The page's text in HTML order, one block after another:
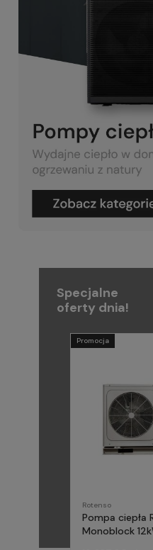
Specjalne
oferty dnia!
Rotenso
Pompa ciepła
Monoblock
Promocja